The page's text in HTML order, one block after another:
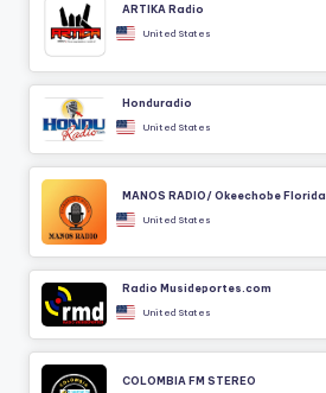
ARTIKA Radio
United States
Honduradio
United States
MANOS RADIO/ Okeechobe Florida
United States
Radio Musideportes.com
United States
COLOMBIA FM STEREO